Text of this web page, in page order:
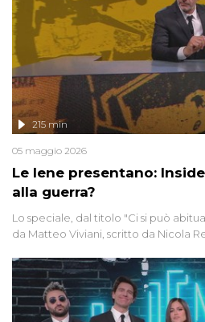
Le Iene presentano:
alla guerra?
215 min
05 maggio 2026
Lo speciale, dal titolo "Ci si può
da Matteo Viviani, scritto da Nicola
di settore - su quanto la guerra sia
Anche se l'Italia non è direttamente
contesto globale rende impossibile
lontano.